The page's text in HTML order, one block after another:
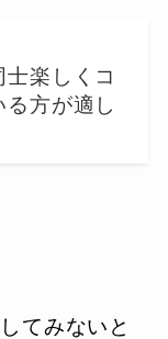
楽しくコ
方が適し
てみないと